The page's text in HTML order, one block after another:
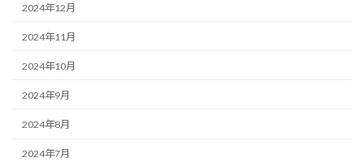
2024年12月
2024年11月
2024年10月
2024年9月
2024年8月
2024年7月